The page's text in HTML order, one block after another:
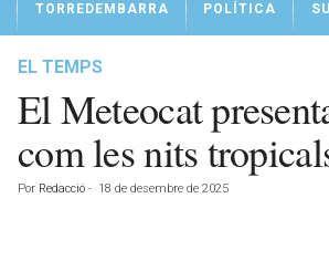
t
TORREDEMBARRA POLÍTICA
EL TEMPS
El Meteocat
com les nits
Por Redacció - 18 de desembre de 2025